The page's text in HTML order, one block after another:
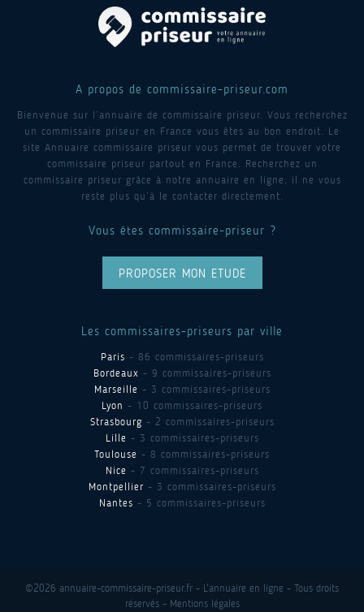
A propos de commissaire-priseur.com
Bienvenue sur l’annuaire de commissaire priseur. Vous recherchez
un commissaire priseur en France vous êtes au bon endroit. Le
site Annuaire commissaire priseur vous permet de trouver votre
commissaire priseur partout en France. Recherchez un
commissaire priseur grâce à notre annuaire en ligne, il ne vous
reste plus qu’à le contacter directement.
Vous êtes commissaire-priseur ?
PROPOSER MON ETUDE
Les commissaires-priseurs par ville
Paris - 86 commissaires-priseurs
Bordeaux - 9 commissaires-priseurs
Marseille - 3 commissaires-priseurs
Lyon - 10 commissaires-priseurs
Strasbourg - 2 commissaires-priseurs
Lille - 3 commissaires-priseurs
Toulouse - 8 commissaires-priseurs
Nice - 7 commissaires-priseurs
Montpellier - 3 commissaires-priseurs
Nantes - 5 commissaires-priseurs
©2026 annuaire-commissaire-priseur.fr - L'annuaire en ligne - Tous droits
réservés - Mentions légales